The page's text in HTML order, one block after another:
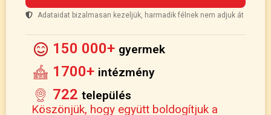
Adataidat bizalmasan kezeljük, harmadik félnek nem adjuk át
150 000+ gyermek
1700+ intézmény
722 település
Köszönjük, hogy együtt boldogítjuk a